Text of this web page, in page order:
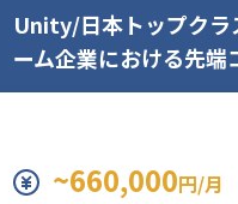
Unity/日本トップクラ
ーム企業における先端
ンツ開発業務/常駐
~660,000円/月